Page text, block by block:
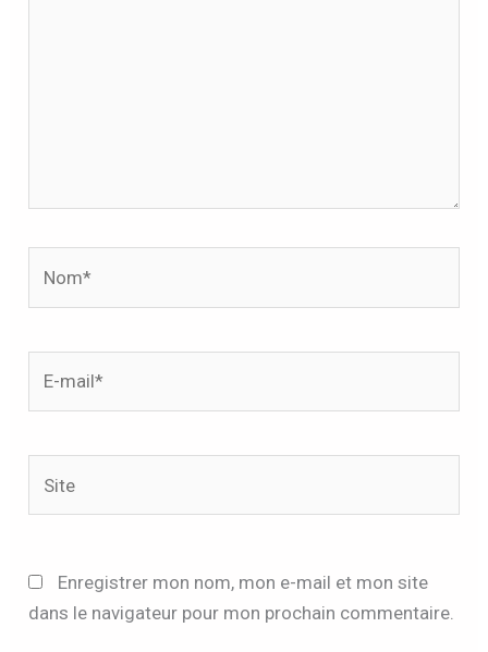
Enregistrer mon nom, mon e-mail et mon site
dans le navigateur pour mon prochain commentaire.